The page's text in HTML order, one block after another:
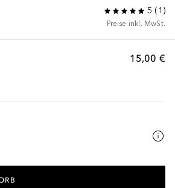
5 ( 1 )
Preise inkl. MwSt.
15,00 €